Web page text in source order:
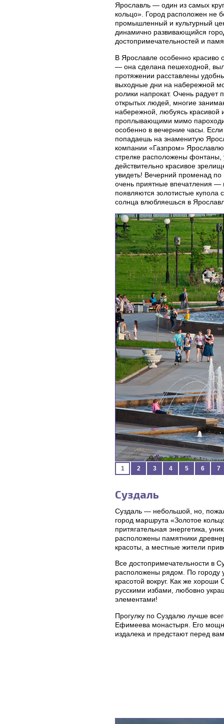
Ярославль — один из самых
кольцо». Город расположен не
промышленный и культурный
динамично развивающийся
достопримечательностей и
В Ярославле особенно красиво
— она сделана пешеходной,
протяжении расставлены
выходные дни на набережной
ролики напрокат. Очень радует
открытых людей, многие
набережной, любуясь красивой
проплывающими мимо
особенно в вечерние часы.
попадаешь на знаменитую
компании «Газпром»
стрелке расположены
действительно красивое
увидеть! Вечерний променад
очень приятные впечатления —
появляются золотистые купола
солнца влюбляешься в
1 2 3 4 5 6 7
Суздаль
Суздаль — небольшой, но,
город маршрута «Золотое
притягательная энергетика,
расположены памятники
красоты, а местные жители
Все достопримечательности в
расположены рядом. По городу
красотой вокруг. Как же хороши
русскими избами, любовно
элементами!
Прогулку по Суздалю лучше
Ефимеева монастыря. Его
издалека и предстают перед